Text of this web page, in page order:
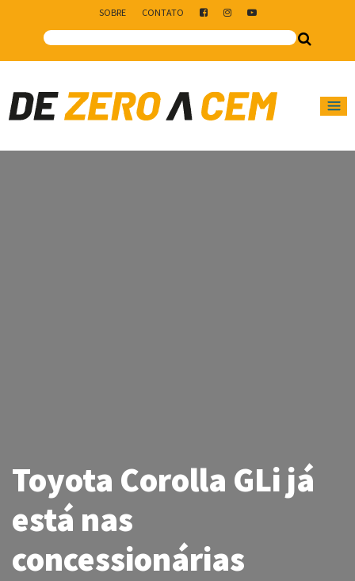
SOBRE CONTATO
Main Navigation
Toyota Corolla GLi já
está nas
concessionárias